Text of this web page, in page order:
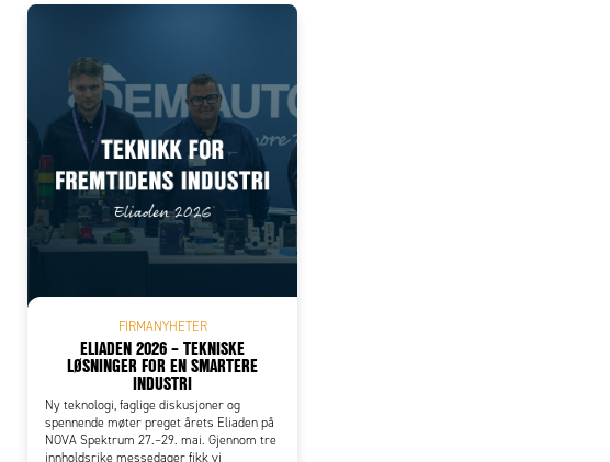
FIRMANYHETER
ELIADEN 2026 – TEKNISKE
LØSNINGER FOR EN SMARTERE
INDUSTRI
Ny teknologi, faglige diskusjoner og
spennende møter preget årets Eliaden på
NOVA Spektrum 27.–29. mai. Gjennom tre
innholdsrike messedager fikk vi